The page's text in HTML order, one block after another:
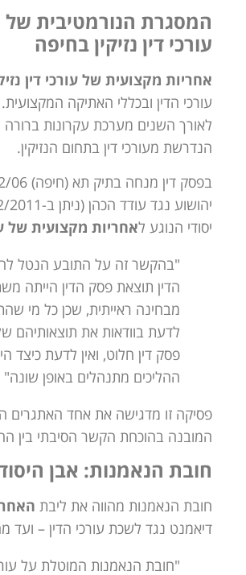
המסגרת הנורמטיבית של
עורכי דין נזיקין בחיפה
אחריות מקצועית של עורכי דין
עורכי הדין ובכללי האתיקה
לאורך השנים מערכת עקרונות
הנדרשת מעורכי דין בתחום הנזיקין.
יסודי הנוגע לאחריות מקצועית של
"בהקשר זה על התובע הנטל
הדין תוצאת פסק הדין הייתה
מבחינה ראייתית, שכן כל מי
לדעת בוודאות את תוצאותיהם
פסק דין חלוט, ואין לדעת כיצד
ההליכים מתנהלים באופן שונה"
פסיקה זו מדגישה את אחד האתגרים
המובנה בהוכחת הקשר הסיבתי בין
חובת הנאמנות: אבן
חובת הנאמנות מהווה את ליבת
דיאמנט נגד לשכת עורכי הדין – ועד מחוז חיפה (ניתן ב-
"חובת הנאמנות המוטלת על